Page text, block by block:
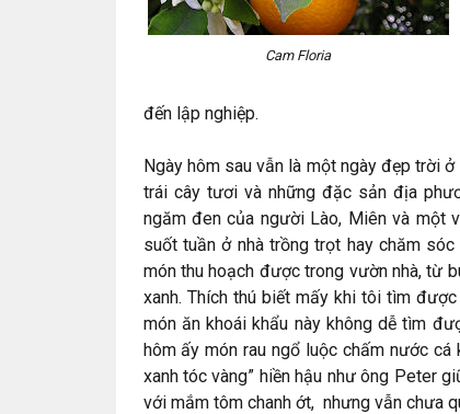
Cam Floria
đến lập nghiệp.
Ngày hôm sau vẫn là một ngày đẹp trời
trái cây tươi và những đặc sản địa
ngăm đen của người Lào, Miên và một
suốt tuần ở nhà trồng trọt hay chăm
món thu hoạch được trong vườn nhà, từ
xanh. Thích thú biết mấy khi tôi tìm
món ăn khoái khẩu này không dễ tìm
hôm ấy món rau ngổ luộc chấm nước
xanh tóc vàng” hiền hậu như ông Peter
với mắm tôm chanh ớt, nhưng vẫn chưa